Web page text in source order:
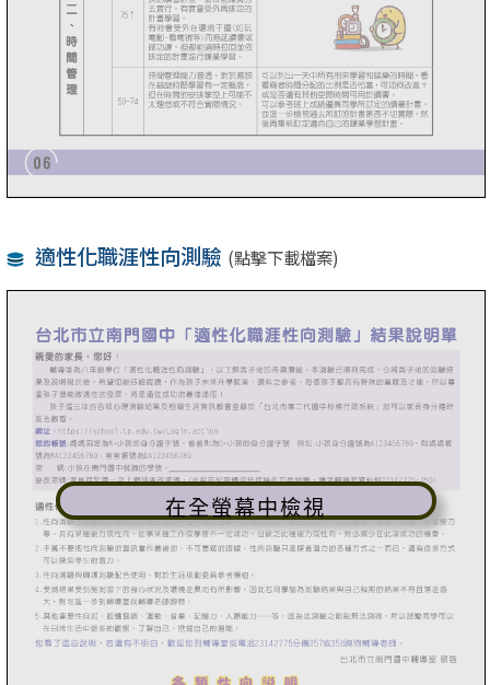
適性化職涯性向測驗 (點擊下載檔案)
在全螢幕中檢視